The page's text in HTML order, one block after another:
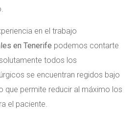
en el trabajo
en Tenerife podemos contarte
todos los
se encuentran regidos bajo
que permite reducir al máximo los
el paciente.